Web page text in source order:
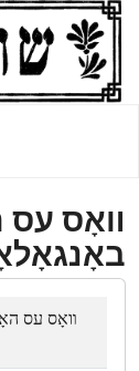
װאָס עס
װאָס עס